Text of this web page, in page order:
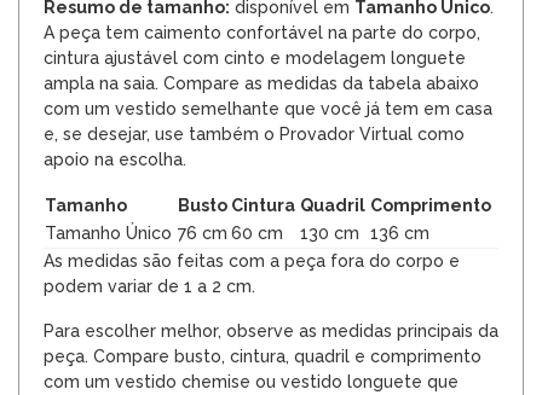
Resumo de tamanho: disponível em Tamanho Único.
A peça tem caimento confortável na parte do corpo,
cintura ajustável com cinto e modelagem longuete
ampla na saia. Compare as medidas da tabela abaixo
com um vestido semelhante que você já tem em casa
e, se desejar, use também o Provador Virtual como
apoio na escolha.
Tamanho Busto Cintura Quadril Comprimento
Tamanho Único 76 cm 60 cm 130 cm
136 cm
As medidas são feitas com a peça fora do corpo e
podem variar de 1 a 2 cm.
Para escolher melhor, observe as medidas principais da
peça. Compare busto, cintura, quadril e comprimento
com um vestido chemise ou vestido longuete que